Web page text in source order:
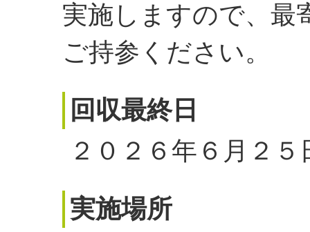
実施しますので、最
ご持参ください。
回収最終日
２０２６年６月２５
実施場所